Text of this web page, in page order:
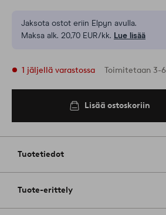
Jaksota ostot eriin Elpyn avulla.
Maksa alk. 20,70 EUR/kk. Lue lisää
1 jäljellä varastossa Toimitetaan 3-
Lisää ostoskoriin
Tuotetiedot
Tuote-erittely